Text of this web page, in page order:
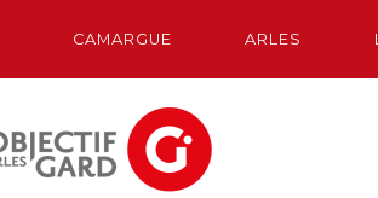
CAMARGUE ARLES